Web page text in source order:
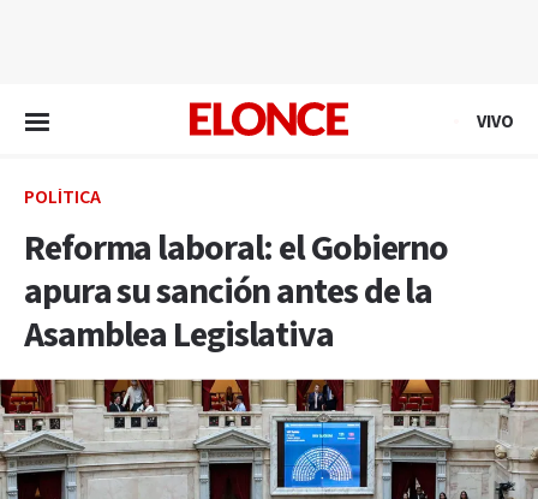
VIVO
POLÍTICA
Reforma laboral: el Gobierno
apura su sanción antes de la
Asamblea Legislativa